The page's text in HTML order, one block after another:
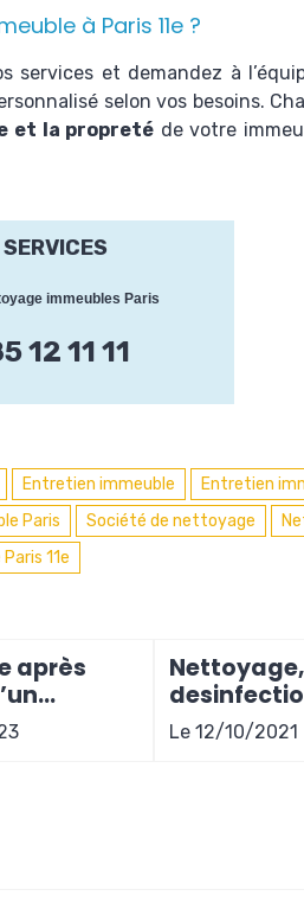
à Paris 11e ?
et demandez à
selon vos besoins.
et la propreté de votre
immeubles Paris
12 11 11
Entretien immeuble
Entretien
Paris Société de nettoyage
11e
après
à Paris
Nettoyage,
syndrome
Diogène
Le 12/10/2021